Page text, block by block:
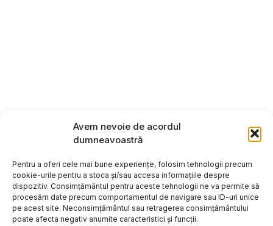
Avem nevoie de acordul
dumneavoastră
Pentru a oferi cele mai bune experiențe, folosim tehnologii precum
cookie-urile pentru a stoca și/sau accesa informațiile despre
dispozitiv. Consimțământul pentru aceste tehnologii ne va permite să
procesăm date precum comportamentul de navigare sau ID-uri unice
pe acest site. Neconsimțământul sau retragerea consimțământului
poate afecta negativ anumite caracteristici și funcții.